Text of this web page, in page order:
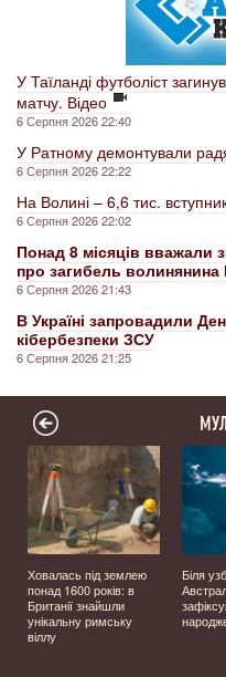
У Таїланді футболіст
матчу. Відео
6 Серпня 2026 22:40
У Ратному демонтували
6 Серпня 2026 22:22
На Волині – 6,6 тис.
6 Серпня 2026 22:02
Понад 8 місяців вважали
про загибель волинянина
6 Серпня 2026 21:43
В Україні запровадили
кібербезпеки ЗСУ
6 Серпня 2026 21:25
Ховалась під землею
понад 1600 років: в
Британії знайшли
унікальну римську
віллу
Біля